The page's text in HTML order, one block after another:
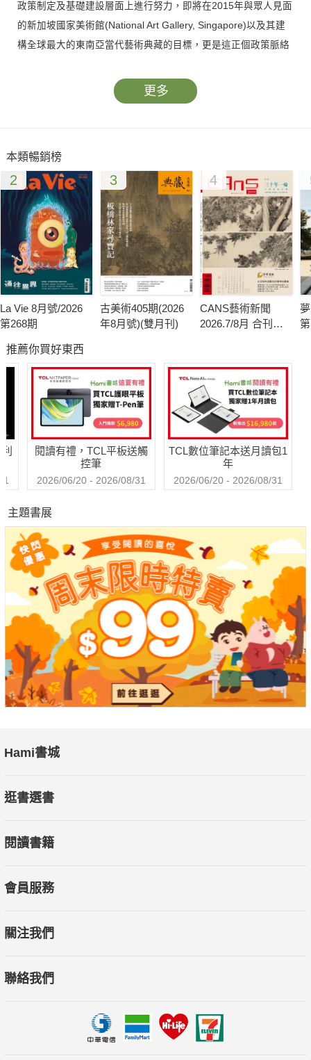
政策制定及基礎建設層面上進行努力，即將在2015年與眾人見面
的新加坡國家美術館(National Art Gallery, Singapore)以及其建
構全球最大的東南亞當代藝術典藏的目標，更是這正個政策脈絡
此次本刊從第四屆新加坡雙年展作為起始之觸發點，試圖觀察東
射及折射出不同於其他區域的特有藝術實踐。
更多
本類暢銷榜
2
La Vie 8月號/2026
第268期
3
古美術405期(2026
年8月號)(雙月刊)
4
CANS藝術新聞
2026.7/8月 合刊號
推薦你買好東西
閱讀有禮，TCL平板送觸
控筆
2026/06/20 - 2026/08/31
TCL數位筆記本送月讀包1
年
2026/06/20 - 2026/08/31
主題書展
Hami書城
逛書選書
閱讀書籍
會員服務
關注我們
聯絡我們